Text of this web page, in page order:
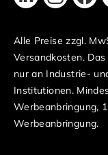
Alle Preise zzgl.
Versandkosten.
nur an Industrie-
Institutionen.
Werbeanbringung,
Werbeanbringung.